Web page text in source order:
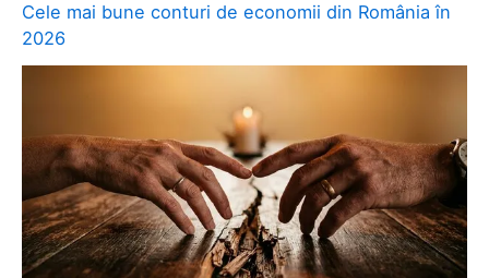
Cele mai bune conturi de economii din România în
2026